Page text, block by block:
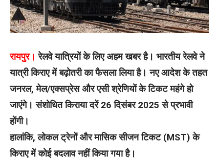
रायपुर। रेलवे यात्रियों के लिए अहम खबर है। भारतीय रेलवे ने
यात्री किराए में बढ़ोतरी का फैसला लिया है। नए आदेश के तहत
जनरल, मेल/एक्सप्रेस और एसी श्रेणियों के टिकट महंगे हो
जाएंगे। संशोधित किराया दरें 26 दिसंबर 2025 से प्रभावी
होंगी।
हालांकि, लोकल ट्रेनों और मासिक सीजन टिकट (MST) के
किराए में कोई बदलाव नहीं किया गया है।